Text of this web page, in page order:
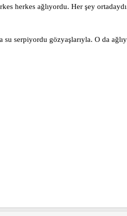
herkes ağlıyordu. Her şey
su serpiyordu gözyaşlarıyla. O da